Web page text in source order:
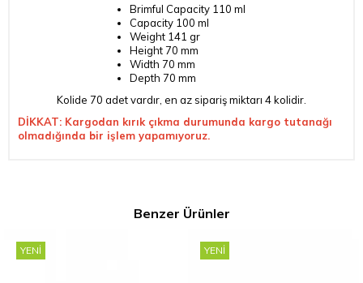
Brimful Capacity 110 ml
Capacity 100 ml
Weight 141 gr
Height 70 mm
Width 70 mm
Depth 70 mm
Kolide 70 adet vardır, en az sipariş miktarı 4 kolidir.
DİKKAT: Kargodan kırık çıkma durumunda kargo tutanağı
olmadığında bir işlem yapamıyoruz.
Benzer Ürünler
YENI YENI